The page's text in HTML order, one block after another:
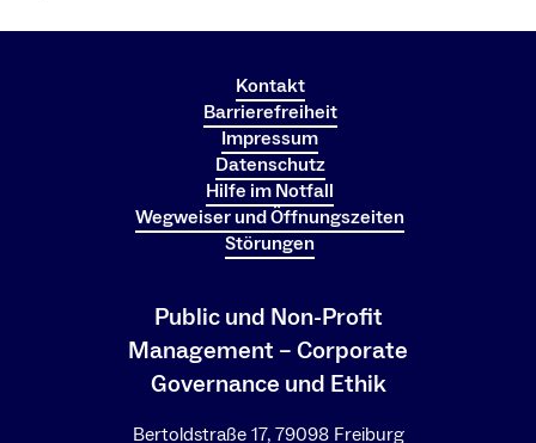
Kontakt
Barrierefreiheit
Impressum
Datenschutz
Hilfe im Notfall
Wegweiser und Öffnungszeiten
Störungen
Public und Non-Profit
Management – Corporate
Governance und Ethik
Bertoldstraße 17, 79098 Freiburg